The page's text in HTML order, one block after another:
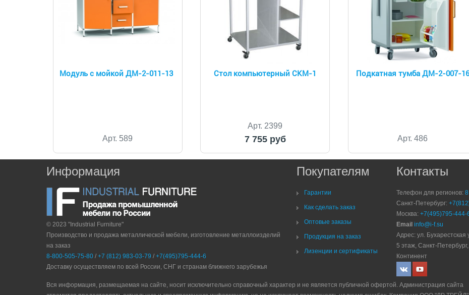
Модуль с мойкой ДМ-2-011-13
Арт. 589
Стол компьютерный СКМ-1
Арт. 2399
7 755 руб
Подкатная тумба ДМ-2-007-16
Арт. 486
Информация
© 2023 "Industrial Furniture"
Производство и продажа металлической мебели, изготовление металлоизделий
на заказ
8-800-505-75-80 / +7 (812) 983-03-79 / +7(495)795-444-6
Доставку осуществляем по всей России, СНГ и странам ближнего зарубежья
Покупателям
Гарантии
Как сделать заказ
Оптовые заказы
Продукция на заказ
Лизенции и сертификаты
Контакты
Телефон для регионов:
Санкт-Петербург:
Москва:+7(495)795-444-
Email info@i-f.su
Адрес: ул.
5 этаж, Санкт-
Континент
Вся информация, размещаемая на сайте, носит исключительно справочный характер и не является публичной офертой. Администрация сайта